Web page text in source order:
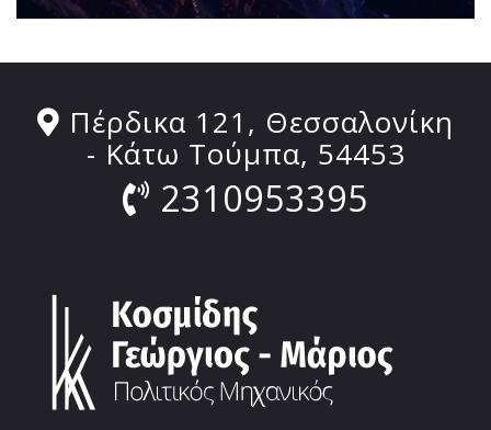
Πέρδικα 121, Θεσσαλονίκη
- Κάτω Τούμπα, 54453
2310953395